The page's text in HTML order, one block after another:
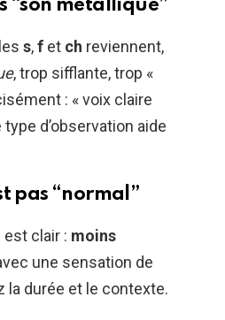
“son métallique”
s,f et ch reviennent,
, trop sifflante, trop «
: « voix claire
d’observation aide
pas “normal”
clair : moins
une sensation de
la durée et le contexte.